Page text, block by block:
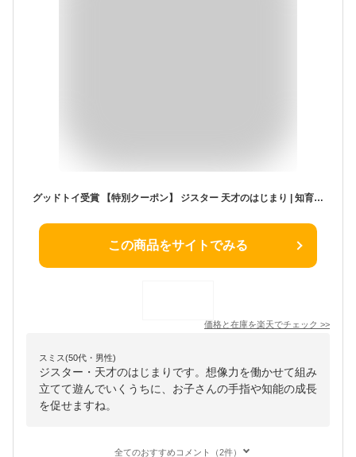
グッドトイ受賞 【特別クーポン】 ジスター 天才のはじまり | 知育玩具 ブロック おもちゃ 知育 紐通し 2歳 3歳 4歳 5歳 6歳 7歳 8歳 男の子 女の子 モンテッソーリ プレゼント 子供 パズル 玩具 立体パズル フラワーブロック 遊び 保育 幼児 3才 4才 5才 6才
この商品をサイトでみる
価格と在庫を楽天でチェック >>
スミス(50代・男性)
ジスター・天才のはじまりです。想像力を働かせて組み
立てて遊んでいくうちに、お子さんの手指や知能の成長
を促せますね。
全てのおすすめコメント（2件）